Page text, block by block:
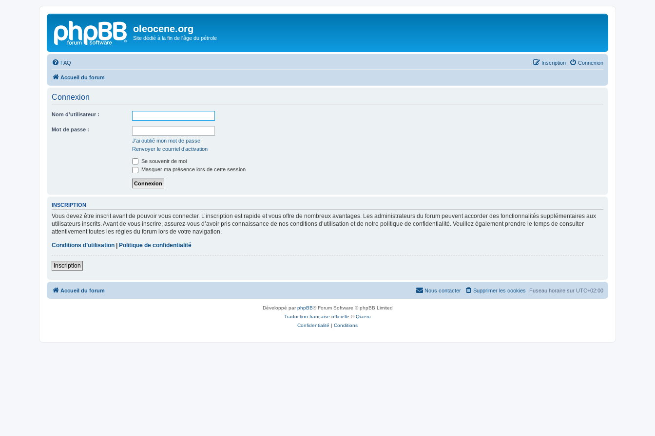
oleocene.org
Site dédié à la fin de l'âge du pétrole
FAQ Connexion
Inscription
Accueil du forum
Connexion
Nom d’utilisateur :
Mot de passe :
J’ai oublié mon mot de passe
Renvoyer le courriel d’activation
Se souvenir de moi
Masquer ma présence lors de cette session
INSCRIPTION
Vous devez être inscrit avant de pouvoir vous connecter. L’inscription est rapide et vous offre de nombreux avantages. Les administrateurs du forum peuvent accorder des fonctionnalités supplémentaires aux
utilisateurs inscrits. Avant de vous inscrire, assurez-vous d’avoir pris connaissance de nos conditions d’utilisation et de notre politique de confidentialité. Veuillez également prendre le temps de consulter
attentivement toutes les règles du forum lors de votre navigation.
Conditions d’utilisation
Politique de confidentialité
Inscription
Accueil du forum Fuseau horaire sur UTC+02:00
Supprimer les cookies
Nous contacter
Développé parphpBB® Forum Software © phpBB Limited
Traduction française officielle ©Qiaeru
Confidentialité | Conditions